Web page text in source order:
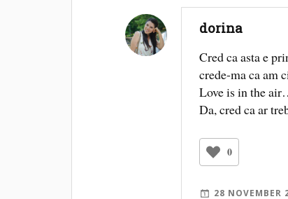
dorina
Cred ca asta e
crede-ma ca
Love is in the
Da, cred ca ar
0
28 NOVEMBER